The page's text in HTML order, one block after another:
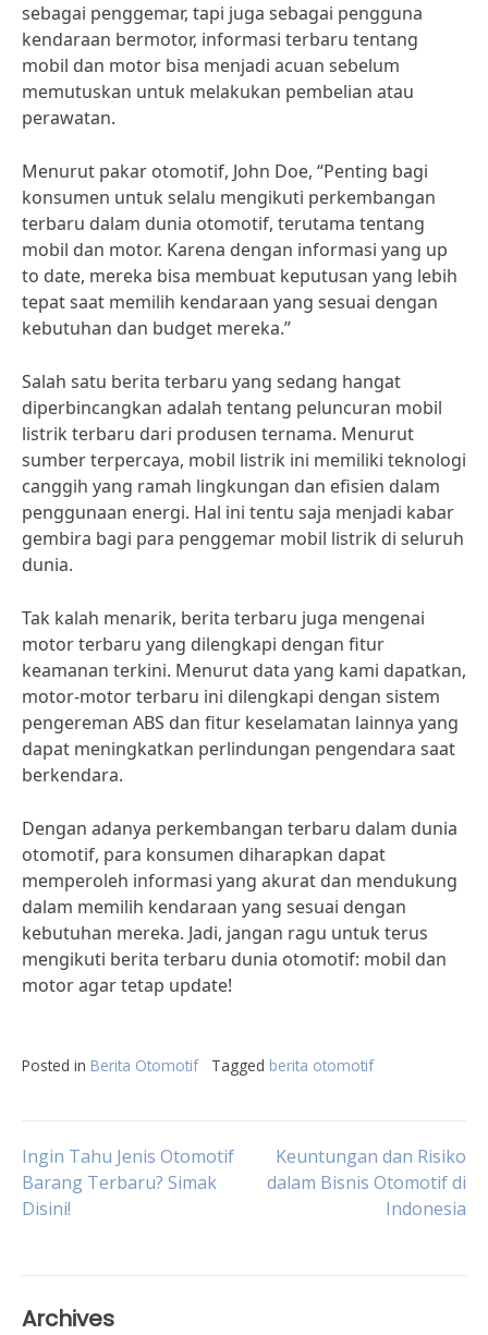
sebagai penggemar, tapi juga sebagai pengguna
kendaraan bermotor, informasi terbaru tentang
mobil dan motor bisa menjadi acuan sebelum
memutuskan untuk melakukan pembelian atau
perawatan.
Menurut pakar otomotif, John Doe, “Penting bagi
konsumen untuk selalu mengikuti perkembangan
terbaru dalam dunia otomotif, terutama tentang
mobil dan motor. Karena dengan informasi yang up
to date, mereka bisa membuat keputusan yang lebih
tepat saat memilih kendaraan yang sesuai dengan
kebutuhan dan budget mereka.”
Salah satu berita terbaru yang sedang hangat
diperbincangkan adalah tentang peluncuran mobil
listrik terbaru dari produsen ternama. Menurut
sumber terpercaya, mobil listrik ini memiliki teknologi
canggih yang ramah lingkungan dan efisien dalam
penggunaan energi. Hal ini tentu saja menjadi kabar
gembira bagi para penggemar mobil listrik di seluruh
dunia.
Tak kalah menarik, berita terbaru juga mengenai
motor terbaru yang dilengkapi dengan fitur
keamanan terkini. Menurut data yang kami dapatkan,
motor-motor terbaru ini dilengkapi dengan sistem
pengereman ABS dan fitur keselamatan lainnya yang
dapat meningkatkan perlindungan pengendara saat
berkendara.
Dengan adanya perkembangan terbaru dalam dunia
otomotif, para konsumen diharapkan dapat
memperoleh informasi yang akurat dan mendukung
dalam memilih kendaraan yang sesuai dengan
kebutuhan mereka. Jadi, jangan ragu untuk terus
mengikuti berita terbaru dunia otomotif: mobil dan
motor agar tetap update!
Posted in Berita Otomotif Tagged berita otomotif
Post
navigation
Ingin Tahu Jenis Otomotif
Barang Terbaru? Simak
Disini!
Keuntungan dan Risiko
dalam Bisnis Otomotif di
Indonesia
Archives